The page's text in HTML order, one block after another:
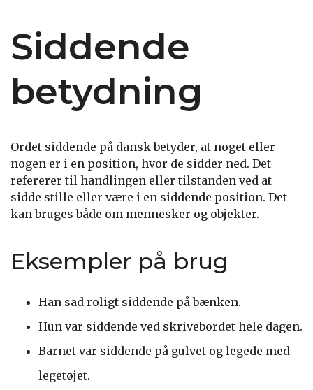
Siddende
betydning
Ordet siddende på dansk betyder, at noget eller
nogen er i en position, hvor de sidder ned. Det
refererer til handlingen eller tilstanden ved at
sidde stille eller være i en siddende position. Det
kan bruges både om mennesker og objekter.
Eksempler på brug
Han sad roligt siddende på bænken.
Hun var siddende ved skrivebordet hele dagen.
Barnet var siddende på gulvet og legede med
legetøjet.